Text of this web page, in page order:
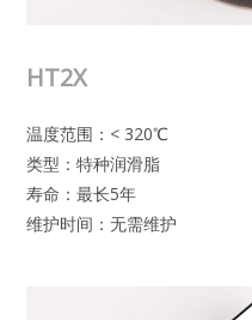
HT2X
温度范围：< 320℃
类型：特种润滑脂
寿命：最长5年
维护时间：无需维护